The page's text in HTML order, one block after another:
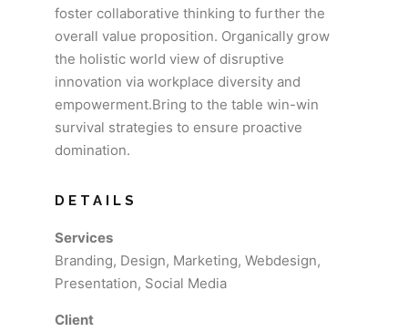
foster collaborative thinking to further the
overall value proposition. Organically grow
the holistic world view of disruptive
innovation via workplace diversity and
empowerment.Bring to the table win-win
survival strategies to ensure proactive
domination.
DETAILS
Services
Branding, Design, Marketing, Webdesign,
Presentation, Social Media
Client